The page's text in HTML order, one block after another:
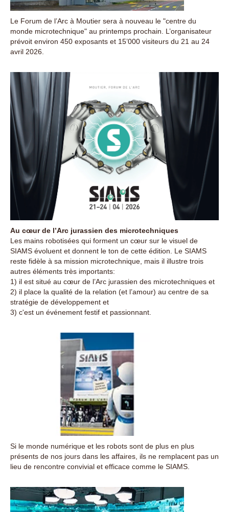
Le Forum de l’Arc à Moutier sera à nouveau le "centre du
monde microtechnique" au printemps prochain. L’organisateur
prévoit environ 450 exposants et 15’000 visiteurs du 21 au 24
avril 2026.
Au cœur de l’Arc jurassien des microtechniques
Les mains robotisées qui forment un cœur sur le visuel de
SIAMS évoluent et donnent le ton de cette édition. Le SIAMS
reste fidèle à sa mission microtechnique, mais il illustre trois
autres éléments très importants:
1) il est situé au cœur de l’Arc jurassien des microtechniques et
2) il place la qualité de la relation (et l’amour) au centre de sa
stratégie de développement et
3) c'est un événement festif et passionnant.
Si le monde numérique et les robots sont de plus en plus
présents de nos jours dans les affaires, ils ne remplacent pas un
lieu de rencontre convivial et efficace comme le SIAMS.